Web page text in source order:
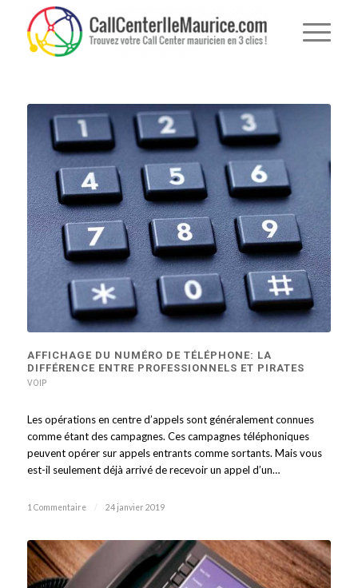
AFFICHAGE DU NUMÉRO DE TÉLÉPHONE: LA
DIFFÉRENCE ENTRE PROFESSIONNELS ET PIRATES
VOIP
Les opérations en centre d’appels sont généralement connues
comme étant des campagnes. Ces campagnes téléphoniques
peuvent opérer sur appels entrants comme sortants. Mais vous
est-il seulement déjà arrivé de recevoir un appel d’un…
1 Commentaire / 24 janvier 2019